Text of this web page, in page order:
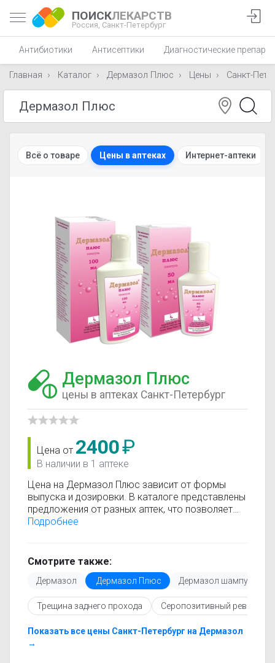
ПОИСКЛЕКАРСТВ
Россия, Санкт-Петербург
Антибиотики Антисептики Диагностические
Главная Каталог Дермазол Плюс Цены Санкт-
Всё о товаре Цены в аптеках Интернет-аптеки
Дермазол Плюс
цены в аптеках Санкт-Петербург
Цена от 2400₽
В наличии в 1 аптеке
Цена на Дермазол Плюс зависит от формы
выпуска и дозировки. В каталоге представлены
предложения от разных аптек, что позволяет
быстро найти, где купить Дермазол Плюс по
только актуальные данные.
Перед покупкой рекомендуется ознакомиться с
инструкцией по применению, показаниями и
противопоказаниями. При необходимости вы
можете подобрать аналоги Дермазол Плюс с
доступной ценой.
Чтобы купить Дермазол Плюс в ближайшей
Подробнее
Смотрите также:
Дермазол Дермазол Плюс Дермазол шампунь
Трещина заднего прохода Серопозитивный
Показать все цены Санкт-Петербург на Дермазол
→